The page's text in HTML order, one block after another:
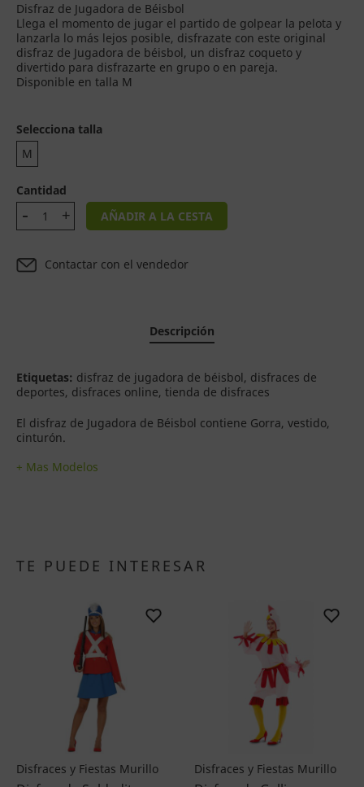
Disfraz de Jugadora de Béisbol
Llega el momento de jugar el partido de golpear la pelota y
lanzarla lo más lejos posible, disfrazate con este original
disfraz de Jugadora de béisbol, un disfraz coqueto y
divertido para disfrazarte en grupo o en pareja.
Disponible en talla M
Selecciona talla
M
Cantidad
AÑADIR A LA CESTA
Contactar con el vendedor
Descripción
Etiquetas: disfraz de jugadora de béisbol, disfraces de
deportes, disfraces online, tienda de disfraces
El disfraz de Jugadora de Béisbol contiene Gorra, vestido,
cinturón.
+ Mas Modelos
TE PUEDE INTERESAR
Disfraces y Fiestas Murillo Disfraces y Fiestas Murillo